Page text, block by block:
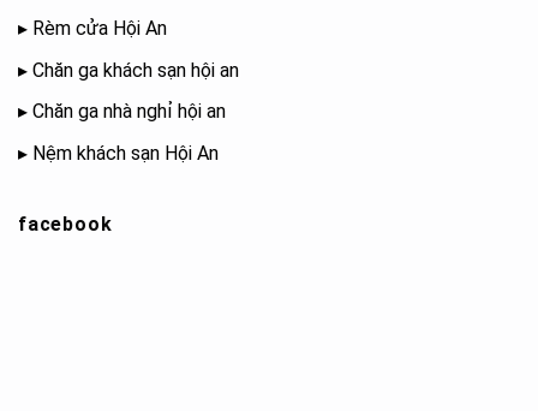
▸ Rèm cửa Hội An
▸ Chăn ga khách sạn hội an
▸ Chăn ga nhà nghỉ hội an
▸ Nệm khách sạn Hội An
facebook